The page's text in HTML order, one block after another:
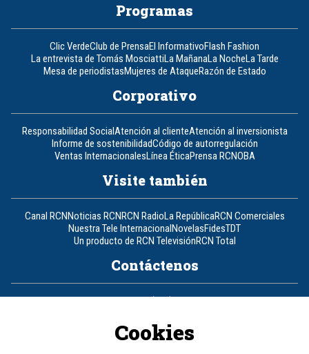
Programas
Clic VerdeClub de PrensaEl InformativoFlash Fashion
La entrevista de Tomás MosciattiLa MañanaLa NocheLa Tarde
Mesa de periodistasMujeres de AtaqueRazón de Estado
Corporativo
Responsabilidad SocialAtención al clienteAtención al inversionista
Informe de sostenibilidadCódigo de autorregulación
Ventas InternacionalesLínea ÉticaPrensa RCNOBA
Visite también
Canal RCNNoticias RCNRCN RadioLa RepúblicaRCN Comerciales
Nuestra Tele InternacionalNovelasFidesTDT
Un producto de RCN TelevisiónRCN Total
Contáctenos
Teléfono+57 (601) 426 92 92
Política de datos personales
Cookies